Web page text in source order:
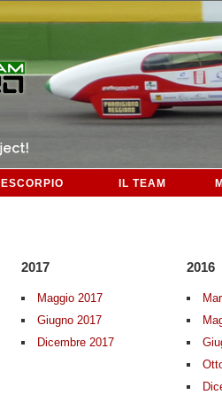
ESCORPIO IL TEAM
2017
Maggio 2017
Giugno 2017
Dicembre 2017
2016